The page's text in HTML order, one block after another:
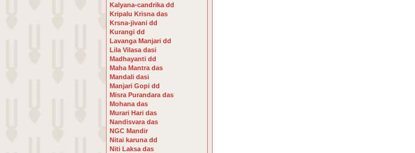
Kalyana-candrika dd
Kripalu Krisna das
Krsna-jivani dd
Kurangi dd
Lavanga Manjari dd
Lila Vilasa dasi
Madhayanti dd
Maha Mantra das
Mandali dasi
Manjari Gopi dd
Misra Purandara das
Mohana das
Murari Hari das
Nandisvara das
NGC Mandir
Nitai karuna dd
Niti Laksa das